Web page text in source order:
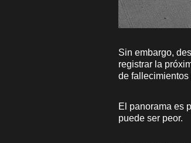
Sin embargo,
registrar la
de fallecimientos
El panorama es
puede ser peor.